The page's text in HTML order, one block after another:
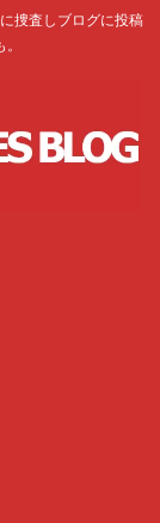
捜査しブログに投稿